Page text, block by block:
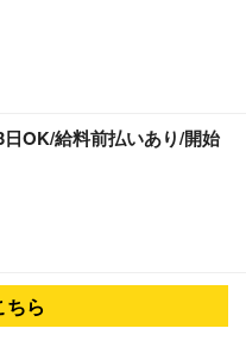
OK/給料前払いあり/開始
ちら